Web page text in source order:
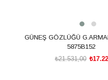
GÜNEŞ GÖZLÜĞÜ
5875B152
₺21.531,00